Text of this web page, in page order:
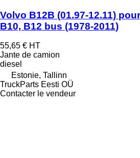
Volvo B12B (01.97-12.11)
B10, B12 bus (1978-2011)
55,65 € HT
Jante de camion
diesel
Estonie, Tallinn
TruckParts Eesti OÜ
Contacter le vendeur